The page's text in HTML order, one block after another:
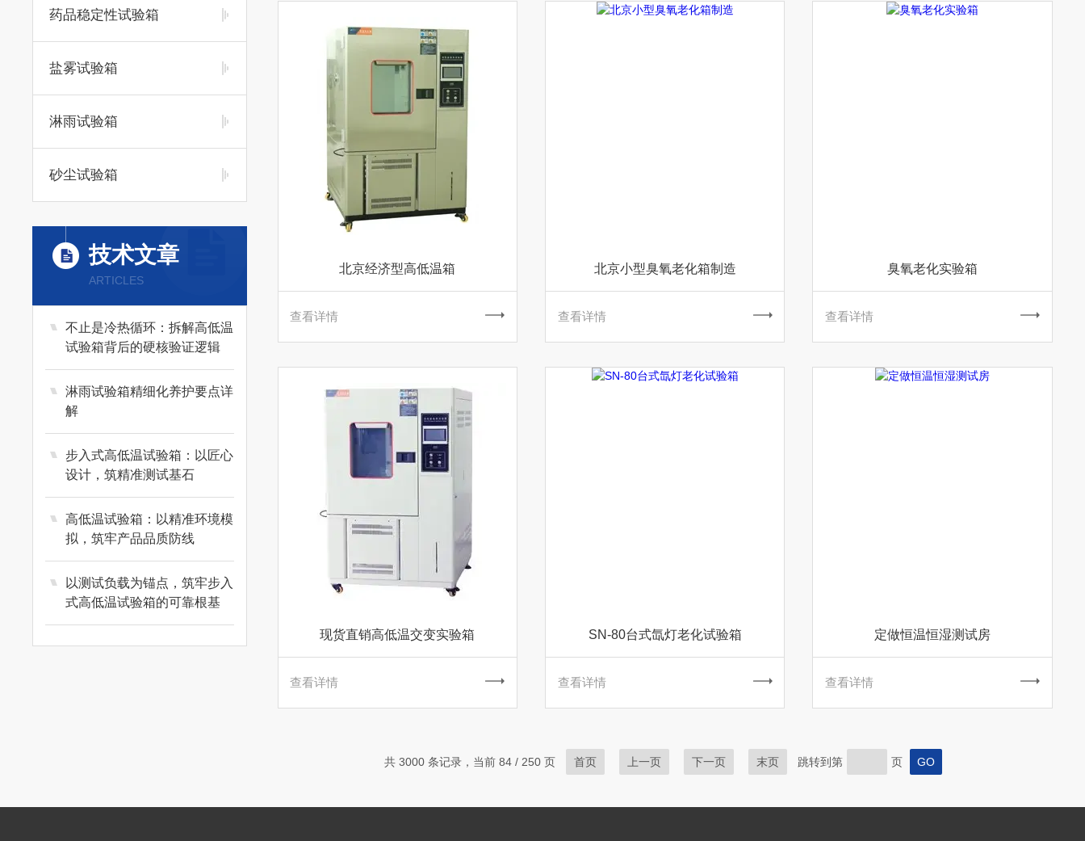
药品稳定性试验箱
盐雾试验箱
淋雨试验箱
砂尘试验箱
技术文章
ARTICLES
不止是冷热循环：拆解高低温
试验箱背后的硬核验证逻辑
淋雨试验箱精细化养护要点详
解
步入式高低温试验箱：以匠心
设计，筑精准测试基石
高低温试验箱：以精准环境模
拟，筑牢产品品质防线
以测试负载为锚点，筑牢步入
式高低温试验箱的可靠根基
北京经济型高低温箱
查看详情
北京小型臭氧老化箱制造
查看详情
臭氧老化实验箱
查看详情
现货直销高低温交变实验箱
查看详情
SN-80台式氙灯老化试验箱
查看详情
定做恒温恒湿测试房
查看详情
共 3000 条记录，当前 84 / 250 页 首页 上一页 下一页 末页 跳转到第 页